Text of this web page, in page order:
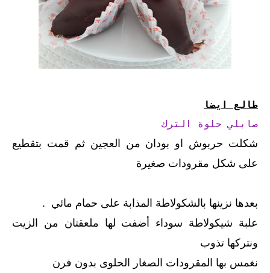
طالع ايضا
صابلي حلوة الترك
شكلت حربوش او بودان من العجين ثم قمت بتقطيع
على شكل مقرودات صغيرة
بعدها نزينها بالشكولاطة المذابة على حمام مائي .
علبة شيكولاطة سوداء أضفت لها ملعقتان من الزيت
ونتركها تذوب
نغمس بها المقرودات الصغار الحلوى بدون فرن